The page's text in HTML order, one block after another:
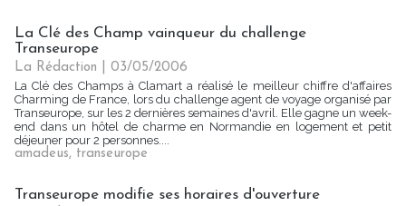
La Clé des Champ vainqueur du challenge
Transeurope
La Rédaction | 03/05/2006
La Clé des Champs à Clamart a réalisé le meilleur chiffre d'affaires
Charming de France, lors du challenge agent de voyage organisé par
Transeurope, sur les 2 dernières semaines d'avril. Elle gagne un week-
end dans un hôtel de charme en Normandie en logement et petit
déjeuner pour 2 personnes....
amadeus, transeurope
Transeurope modifie ses horaires d'ouverture